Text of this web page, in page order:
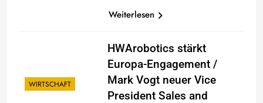
Weiterlesen
WIRTSCHAFT
HWArobotics stärkt
Europa-Engagement /
Mark Vogt neuer Vice
President Sales and